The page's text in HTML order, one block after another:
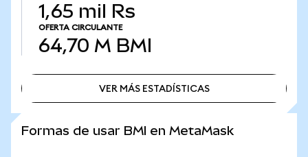
1,65 mil Rs
OFERTA CIRCULANTE
64,70 M BMI
VER MÁS ESTADÍSTICAS
Formas de usar BMI en MetaMask